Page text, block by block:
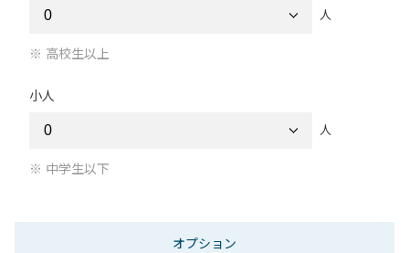
人
高校生以上
小人
人
中学生以下
オプション